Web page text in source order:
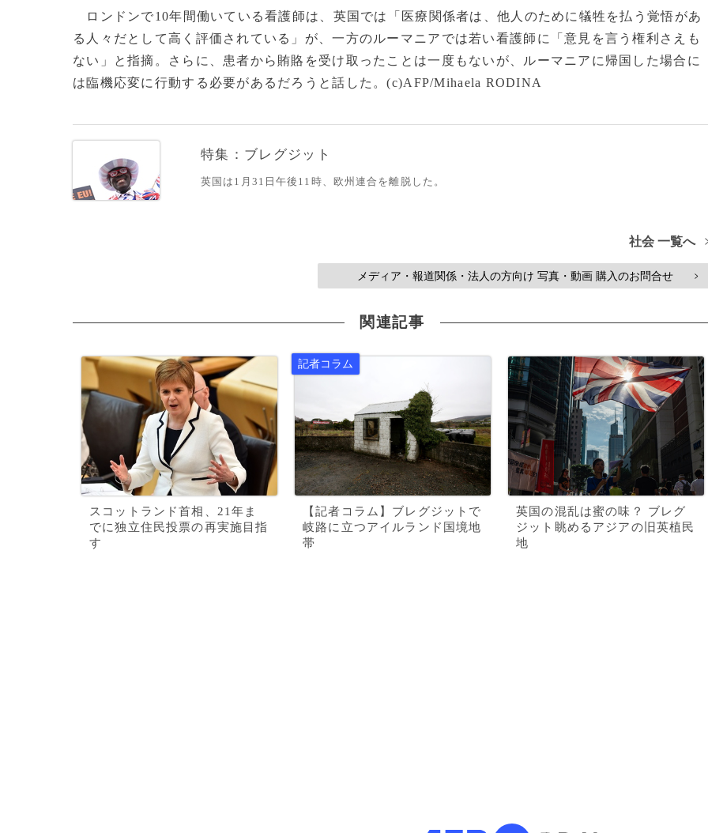
ロンドンで10年間働いている看護師は、英国では「医療関係者は、他人のために犠牲を払う覚悟があ
る人々だとして高く評価されている」が、一方のルーマニアでは若い看護師に「意見を言う権利さえも
ない」と指摘。さらに、患者から賄賂を受け取ったことは一度もないが、ルーマニアに帰国した場合に
は臨機応変に行動する必要があるだろうと話した。(c)AFP/Mihaela RODINA
特集：ブレグジット
英国は1月31日午後11時、欧州連合を離脱した。
社会 一覧へ
メディア・報道関係・法人の方向け 写真・動画 購入のお問合せ >
関連記事
スコットランド首相、21年ま
でに独立住民投票の再実施目指
す
【記者コラム】ブレグジットで
岐路に立つアイルランド国境地
帯
英国の混乱は蜜の味？ ブレグ
ジット眺めるアジアの旧英植民
地